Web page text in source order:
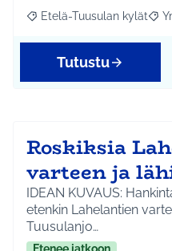
Rajaa tulokset aihepiirin
Etelä-Tuusulan kylät
Tutustu
Roskiksia
varteen ja
IDEAN KUVAUS:
etenkin Lahelantien
Tuusulanjo…